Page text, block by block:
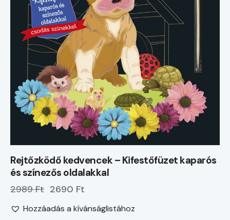
Rejtőzködő kedvencek – Kifestőfüzet kaparós
és színezős oldalakkal
2989 Ft 2690 Ft
Hozzáadás a kívánságlistához